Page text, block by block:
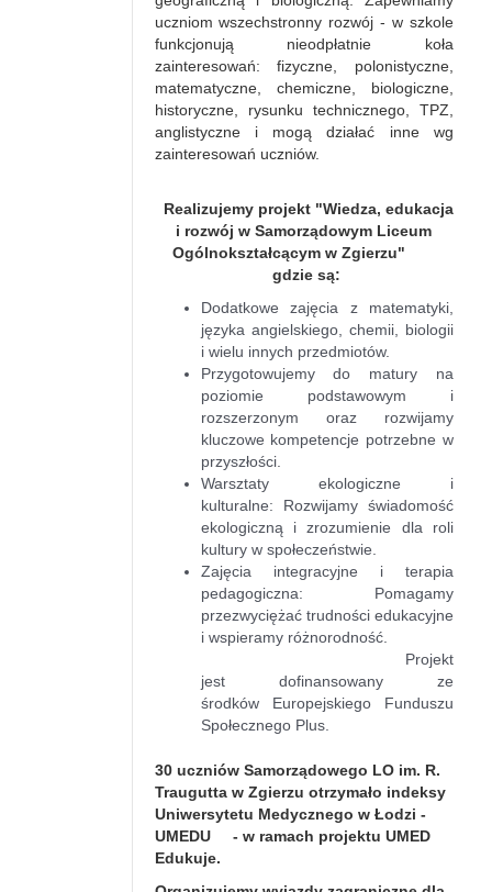
uczniom wszechstronny rozwój - w szkole
funkcjonują nieodpłatnie koła
zainteresowań: fizyczne, polonistyczne,
matematyczne, chemiczne, biologiczne,
historyczne, rysunku technicznego, TPZ,
anglistyczne i mogą działać inne wg
zainteresowań uczniów.
Realizujemy projekt "Wiedza, edukacja
i rozwój w Samorządowym Liceum
Ogólnokształcącym w Zgierzu"
gdzie są:
Dodatkowe zajęcia z matematyki,
języka angielskiego, chemii, biologii
i wielu innych przedmiotów.
Przygotowujemy do matury na
poziomie podstawowym i
rozszerzonym oraz rozwijamy
kluczowe kompetencje potrzebne w
przyszłości.
Warsztaty ekologiczne i
kulturalne: Rozwijamy świadomość
ekologiczną i zrozumienie dla roli
kultury w społeczeństwie.
Zajęcia integracyjne i terapia
pedagogiczna: Pomagamy
przezwyciężać trudności edukacyjne
i wspieramy różnorodność.
Projekt
jest dofinansowany ze
środków Europejskiego Funduszu
Społecznego Plus.
30 uczniów Samorządowego LO im. R.
Traugutta w Zgierzu otrzymało indeksy
Uniwersytetu Medycznego w Łodzi -
UMEDU - w ramach projektu UMED
Edukuje.